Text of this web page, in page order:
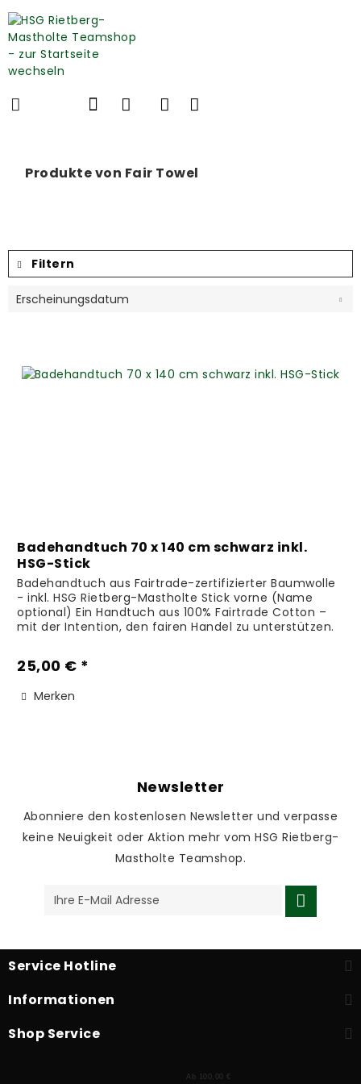
Produkte von Fair Towel
Filtern
Badehandtuch 70 x 140 cm schwarz inkl.
HSG-Stick
Badehandtuch aus Fairtrade-zertifizierter Baumwolle
- inkl. HSG Rietberg-Mastholte Stick vorne (Name
optional) Ein Handtuch aus 100% Fairtrade Cotton –
mit der Intention, den fairen Handel zu unterstützen.
25,00 € *
Merken
Newsletter
Abonniere den kostenlosen Newsletter und verpasse
keine Neuigkeit oder Aktion mehr vom HSG Rietberg-
Mastholte Teamshop.
Service Hotline
Informationen
Shop Service
Ab 100,00 €